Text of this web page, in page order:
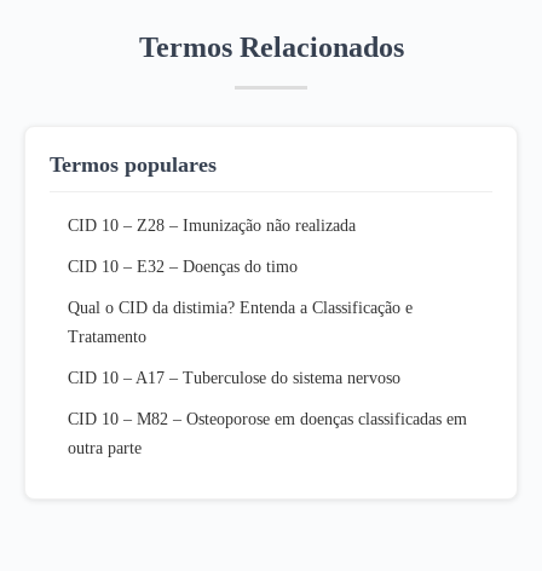
Termos Relacionados
Termos populares
CID 10 – Z28 – Imunização não realizada
CID 10 – E32 – Doenças do timo
Qual o CID da distimia? Entenda a Classificação e
Tratamento
CID 10 – A17 – Tuberculose do sistema nervoso
CID 10 – M82 – Osteoporose em doenças classificadas em
outra parte